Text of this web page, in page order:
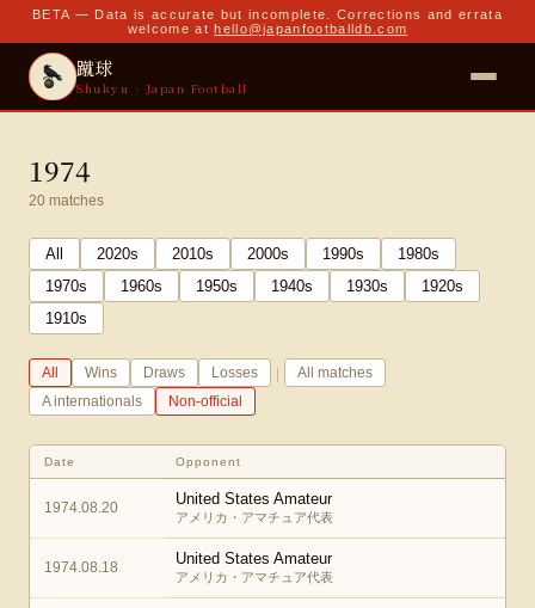
BETA — Data is accurate but incomplete. Corrections and errata
welcome at hello@japanfootballdb.com
蹴球
Shukyu · Japan Football
1974
20 matches
All 2020s 2010s 2000s 1990s 1980s
1970s 1960s 1950s 1940s 1930s 1920s
1910s
All Wins Draws Losses |
All matches
A internationals
Non-official
Date Opponent
1974.08.20 United States Amateur
アメリカ・アマチュア代表
1974.08.18 United States Amateur
アメリカ・アマチュア代表